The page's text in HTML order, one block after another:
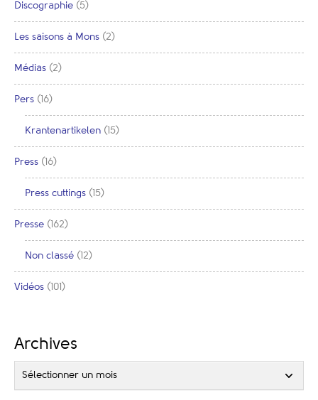
Discographie (5)
Les saisons à Mons (2)
Médias (2)
Pers (16)
Krantenartikelen (15)
Press (16)
Press cuttings (15)
Presse (162)
Non classé (12)
Vidéos (101)
Archives
Sélectionner un mois